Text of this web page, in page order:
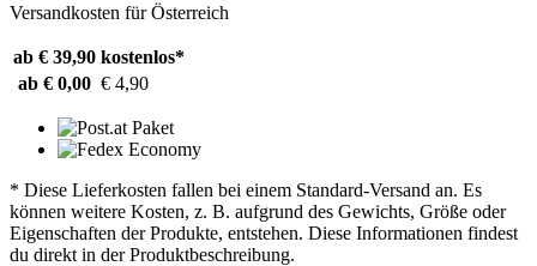
Versandkosten für Österreich
ab € 39,90 kostenlos*
ab € 0,00 € 4,90
* Diese Lieferkosten fallen bei einem Standard-Versand an. Es
können weitere Kosten, z. B. aufgrund des Gewichts, Größe oder
Eigenschaften der Produkte, entstehen. Diese Informationen findest
du direkt in der Produktbeschreibung.